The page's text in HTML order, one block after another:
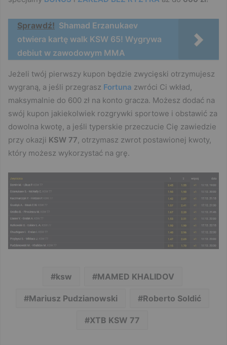
Sprawdź! Shamad Erzanukaev
otwiera kartę walk KSW 65! Wygrywa
debiut w zawodowym MMA
Jeżeli twój pierwszy kupon będzie zwycięski otrzymujesz
wygraną, a jeśli przegrasz Fortuna zwróci Ci wkład,
maksymalnie do 600 zł na konto gracza. Możesz dodać na
swój kupon jakiekolwiek rozgrywki sportowe i obstawić za
dowolna kwotę, a jeśli typerskie przeczucie Cię zawiedzie
przy okazji KSW 77, otrzymasz zwrot postawionej kwoty,
który możesz wykorzystać na grę.
ksw MAMED KHALIDOV
Mariusz Pudzianowski Roberto Soldić
XTB KSW 77